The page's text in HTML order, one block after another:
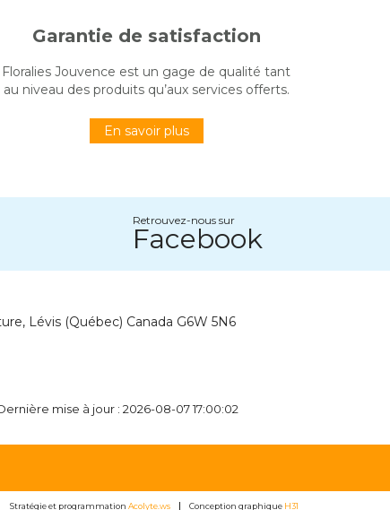
Garantie de satisfaction
Floralies Jouvence est un gage de qualité tant
au niveau des produits qu’aux services offerts.
En savoir plus
Retrouvez-nous sur
Facebook
Lévis (Québec) Canada G6W 5N6
mise à jour : 2026-08-07 17:00:02
Stratégie et programmation Acolyte.ws Conception graphique H31